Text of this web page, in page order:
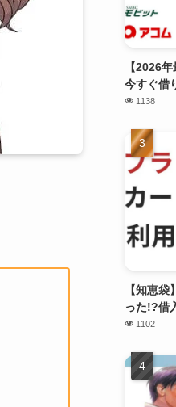
【2026
今すぐ借
1138
【知恵
った!?借
1102